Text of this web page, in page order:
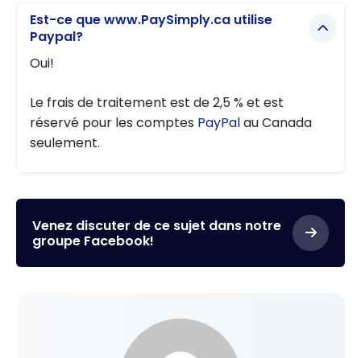
Est-ce que www.PaySimply.ca utilise
Paypal?
Oui!
Le frais de traitement est de 2,5 % et est
réservé pour les comptes PayPalau Canada
seulement.
Venez discuter de ce sujet dans notre
groupe Facebook!